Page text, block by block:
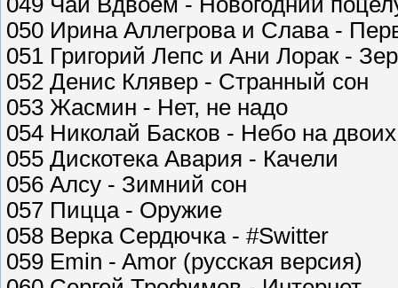
050 Ирина Аллегрова и Слава -
051 Григорий Лепс и Ани Лорак -
052 Денис Клявер - Странный сон
053 Жасмин - Нет, не надо
054 Николай Басков - Небо на двоих
055 Дискотека Авария - Качели
056 Алсу - Зимний сон
057 Пицца - Оружие
058 Верка Сердючка - #Switter
059 Emin - Amor (русская версия)